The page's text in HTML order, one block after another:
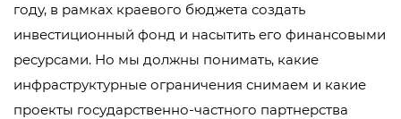
году, в рамках краевого бюджета создать
инвестиционный фонд и насытить его финансовыми
ресурсами. Но мы должны понимать, какие
инфраструктурные ограничения снимаем и какие
проекты государственно-частного партнерства